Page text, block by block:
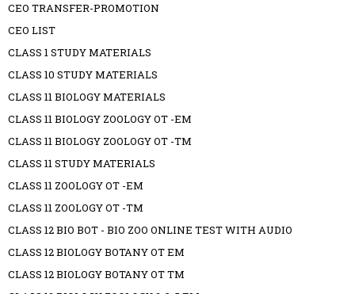
CEO TRANSFER-PROMOTION
CEO LIST
CLASS 1 STUDY MATERIALS
CLASS 10 STUDY MATERIALS
CLASS 11 BIOLOGY MATERIALS
CLASS 11 BIOLOGY ZOOLOGY OT -EM
CLASS 11 BIOLOGY ZOOLOGY OT -TM
CLASS 11 STUDY MATERIALS
CLASS 11 ZOOLOGY OT -EM
CLASS 11 ZOOLOGY OT -TM
CLASS 12 BIO BOT - BIO ZOO ONLINE TEST WITH AUDIO
CLASS 12 BIOLOGY BOTANY OT EM
CLASS 12 BIOLOGY BOTANY OT TM